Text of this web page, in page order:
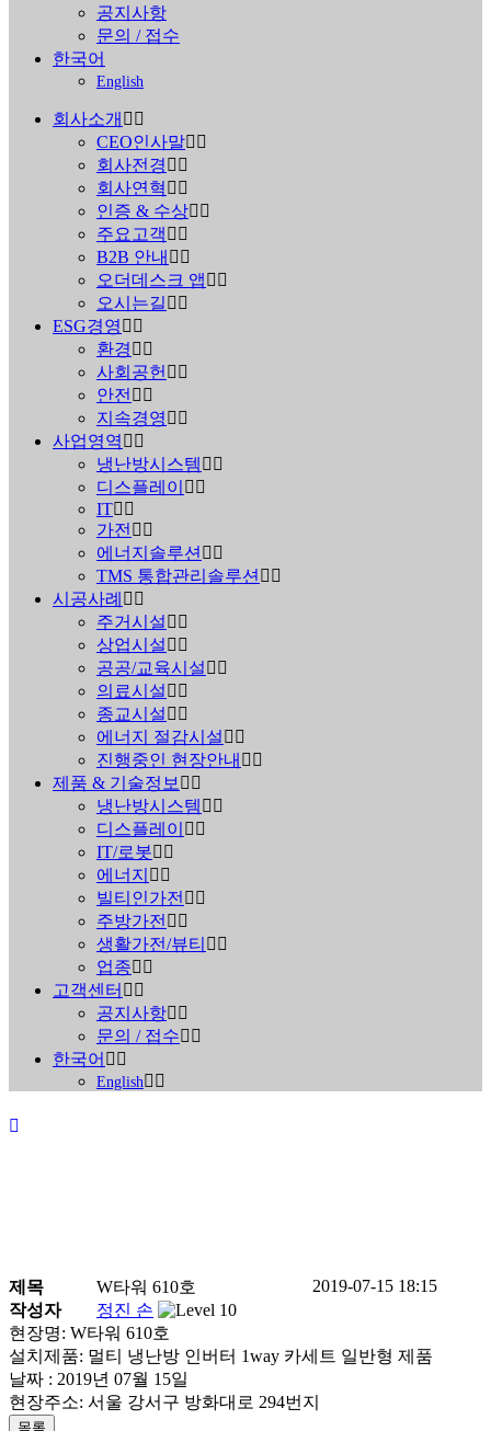
공지사항
문의 / 접수
한국어
English
회사소개
CEO인사말
회사전경
회사연혁
인증 & 수상
주요고객
B2B 안내
오더데스크 앱
오시는길
ESG경영
환경
사회공헌
안전
지속경영
사업영역
냉난방시스템
디스플레이
IT
가전
에너지솔루션
TMS 통합관리솔루션
시공사례
주거시설
상업시설
공공/교육시설
의료시설
종교시설
에너지 절감시설
진행중인 현장안내
제품 & 기술정보
냉난방시스템
디스플레이
IT/로봇
에너지
빌티인가전
주방가전
생활가전/뷰티
업종
고객센터
공지사항
문의 / 접수
한국어
English
진행중인 현장안내
Home>진행중인 현장안내
제목 W타워 610호
2019-07-15 18:15
작성자
정진 손
현장명: W타워 610호
설치제품: 멀티 냉난방 인버터 1way 카세트 일반형 제품
날짜 : 2019년 07월 15일
현장주소: 서울 강서구 방화대로 294번지
목록